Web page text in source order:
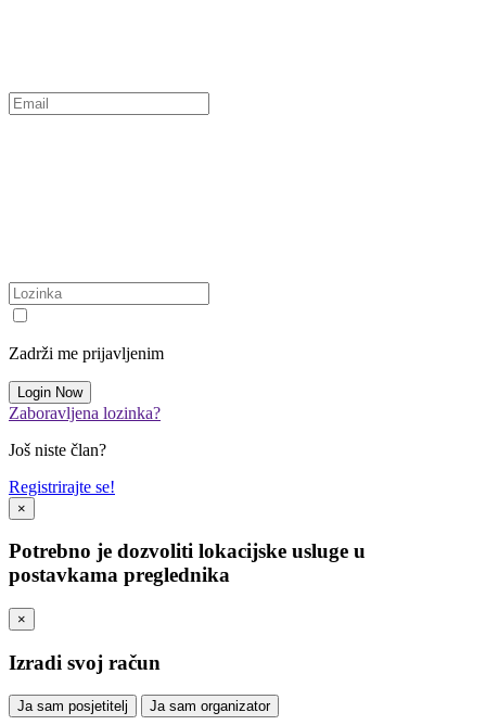
Zadrži me prijavljenim
Zaboravljena lozinka?
Još niste član?
Registrirajte se!
×
Potrebno je dozvoliti lokacijske usluge u
postavkama preglednika
×
Izradi svoj račun
Ja sam posjetitelj Ja sam organizator